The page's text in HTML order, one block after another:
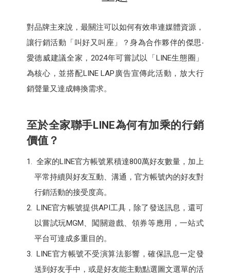
對品牌主來說，最關注可以如何有效串連媒體資源，
讓行銷活動「叫好又叫座」？身為合作夥伴的傑思‧
愛德威建議全家，2024年可嘗試以「LINE生態圈」
為核心，並搭配LINE LAP廣告宣傳此活動，放大行
銷聲量又達成轉換需求。
至於全家聯手LINE為何有加乘的行銷
價值？
全家的LINE官方帳號累積達800萬好友數量，加上
平常持續與好友互動、溝通，官方帳號內的好友對
行銷活動的接受度高。
LINE官方帳號提供API工具，除了發送訊息，還可
以嘗試玩MGM、闖關遊戲、領券等應用，一站式
平台可達成多重目的。
LINE官方帳號不受演算法影響，確保訊息一定發
送到好友手中，或是好友能主動點選圖文選單的活